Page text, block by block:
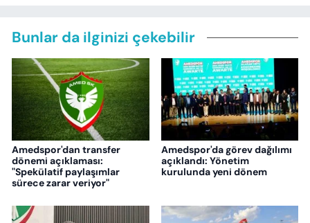
Bunlar da ilginizi çekebilir
Amedspor'dan transfer
dönemi açıklaması:
"Spekülatif paylaşımlar
sürece zarar veriyor"
Amedspor'da görev dağılımı
açıklandı: Yönetim
kurulunda yeni dönem